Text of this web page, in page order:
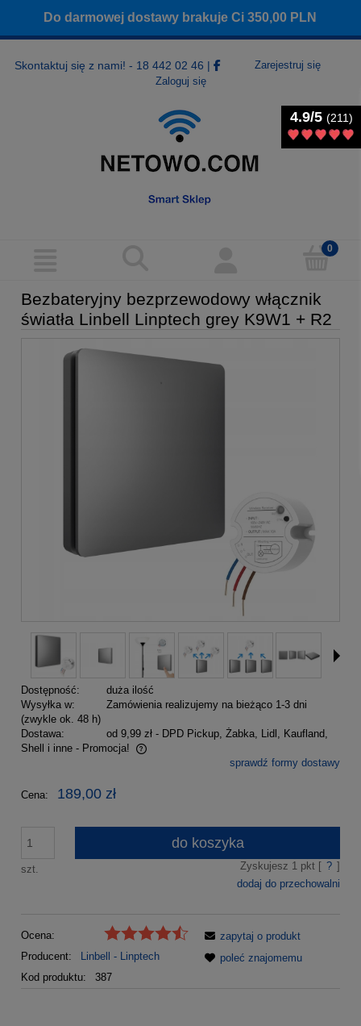
Do darmowej dostawy brakuje Ci350,00 PLN
Skontaktuj się z nami! - 18 442 02 46 |
Zarejestruj się
Zaloguj się
Bezbateryjny bezprzewodowy włącznik
światła Linbell Linptech grey K9W1 + R2
Dostępność:
duża ilość
Wysyłka w:
Zamówienia realizujemy na bieżąco 1-3 dni
(zwykle ok. 48 h)
Dostawa:
od 9,99 zł - DPD Pickup, Żabka, Lidl, Kaufland,
Shell i inne - Promocja!
Cena nie zawiera ewentualnych kosztów płatnościsprawdź formy dostawy
Cena: 189,00 zł
szt.
do koszyka
Zyskujesz 1pkt [ ? ]
dodaj do przechowalni
Ocena:
Producent:
Linbell - Linptech
Kod produktu:
387
zapytaj o produkt
poleć znajomemu
4.9/5 (211)
4.9/5 (211)